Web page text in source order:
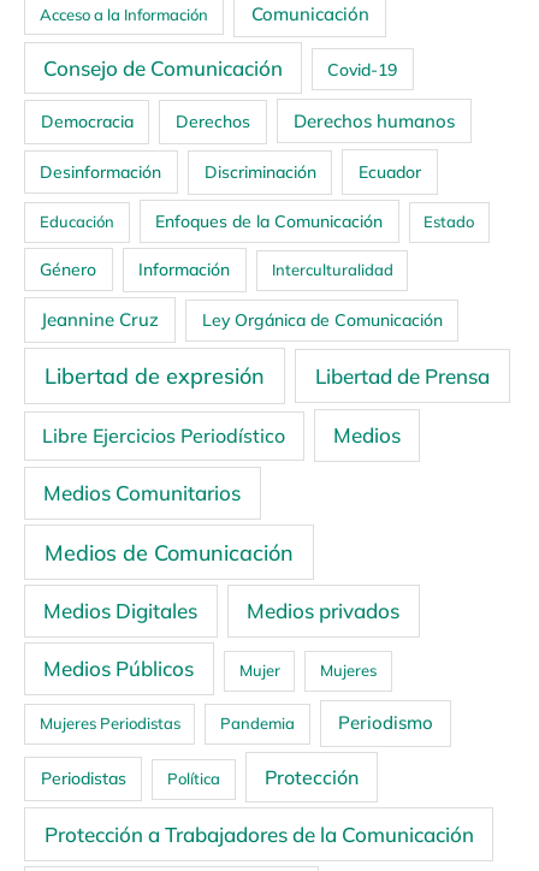
Acceso a la Información Comunicación
Consejo de Comunicación Covid-19
Democracia Derechos Derechos humanos
Desinformación Discriminación Ecuador
Educación Enfoques de la Comunicación Estado
Género Información Interculturalidad
Jeannine Cruz Ley Orgánica de Comunicación
Libertad de expresión Libertad de Prensa
Libre Ejercicios Periodístico Medios
Medios Comunitarios
Medios de Comunicación
Medios Digitales Medios privados
Medios Públicos Mujer Mujeres
Mujeres Periodistas Pandemia Periodismo
Periodistas Política Protección
Protección a Trabajadores de la Comunicación